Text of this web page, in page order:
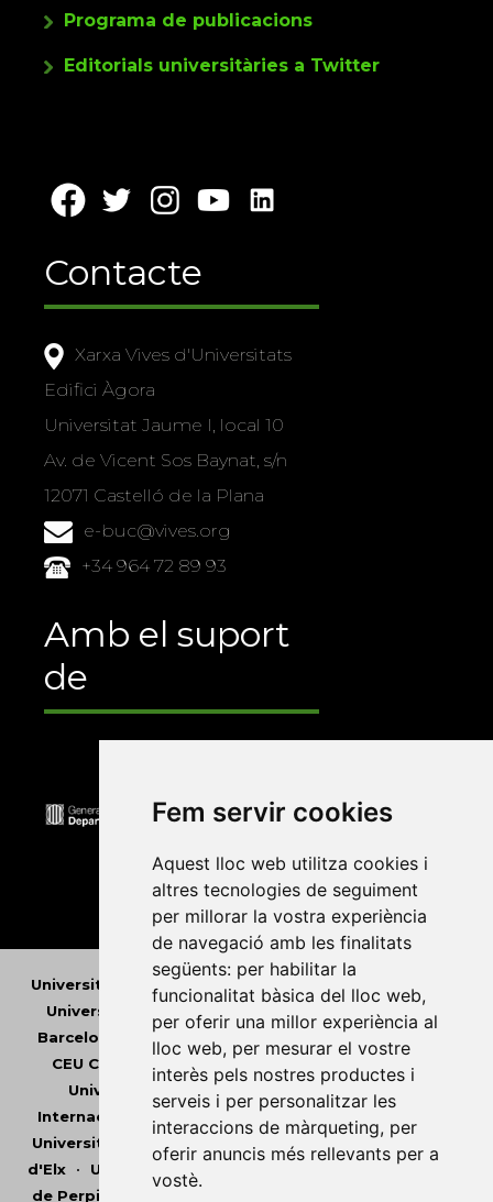
Fem servir cookies
Aquest lloc web utilitza cookies i
altres tecnologies de seguiment
per millorar la vostra experiència
de navegació amb les finalitats
següents: per habilitar la
funcionalitat bàsica del lloc web,
per oferir una millor experiència al
lloc web, per mesurar el vostre
interès pels nostres productes i
serveis i per personalitzar les
interaccions de màrqueting, per
oferir anuncis més rellevants per a
vostè.
Programa de publicacions
Editorials universitàries a Twitter
Contacte
Xarxa Vives d'Universitats
Edifici Àgora
Universitat Jaume I, local 10
Av. de Vicent Sos Baynat, s/n
12071 Castelló de la Plana
e-buc@vives.org
+34 964 72 89 93
Amb el suport
de
Universitat Abat Oliba CEU Universitat d'Alacant
Universitat d'Andorra
Universitat Autònoma de
Barcelona
Universitat de Barcelona •
CEU Cardenal Herrera•
Universitat de les Illes Balears
•
Internacional de Catalunya
• Universitat Jaume I
Universitat de Lleida
Universitat Miguel Hernández
d'Elx• Universitat Oberta de Catalunya
Universitat
de Perpinyà Via Domitia